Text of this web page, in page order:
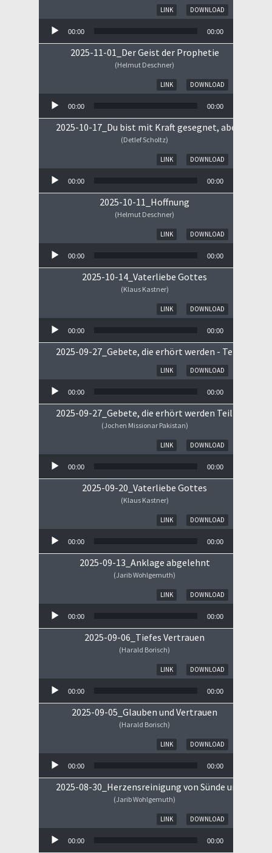
DOWNLOAD
LINK
00:00 00:00
2025-11-01_Der Geist der Prophetie
(Helmut Deschner)
DOWNLOAD
LINK
00:00 00:00
2025-10-17_Du bist mit Kraft gesegnet, aber ...
(Detlef Scholtz)
DOWNLOAD
LINK
00:00 00:00
2025-10-11_Hoffnung
(Helmut Deschner)
DOWNLOAD
LINK
00:00 00:00
2025-10-14_Vaterliebe Gottes
(Klaus Kastner)
DOWNLOAD
LINK
00:00 00:00
2025-09-27_Gebete, die erhört werden - Teil II
DOWNLOAD
LINK
00:00 00:00
2025-09-27_Gebete, die erhört werden Teil I
(Jochen Missionar Pakistan)
DOWNLOAD
LINK
00:00 00:00
2025-09-20_Vaterliebe Gottes
(Klaus Kastner)
DOWNLOAD
LINK
00:00 00:00
2025-09-13_Anklage abgelehnt
(Jarib Wohlgemuth)
DOWNLOAD
LINK
00:00 00:00
2025-09-06_Tiefes Vertrauen
(Harald Borisch)
DOWNLOAD
LINK
00:00 00:00
2025-09-05_Glauben und Vertrauen
(Harald Borisch)
DOWNLOAD
LINK
00:00 00:00
2025-08-30_Herzensreinigung von Sünde und Sorge
(Jarib Wohlgemuth)
DOWNLOAD
LINK
00:00 00:00